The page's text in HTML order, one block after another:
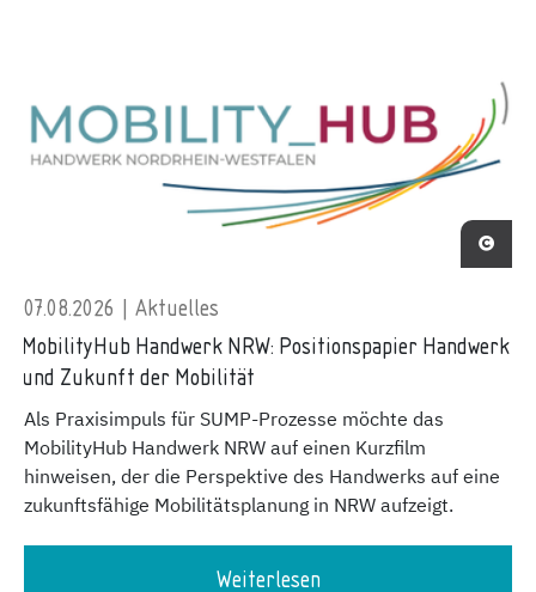
07.08.2026 | Aktuelles
MobilityHub Handwerk NRW: Positionspapier Handwerk
und Zukunft der Mobilität
Als Praxisimpuls für SUMP-Prozesse möchte das
MobilityHub Handwerk NRW auf einen Kurzfilm
hinweisen, der die Perspektive des Handwerks auf eine
zukunftsfähige Mobilitätsplanung in NRW aufzeigt.
Weiterlesen